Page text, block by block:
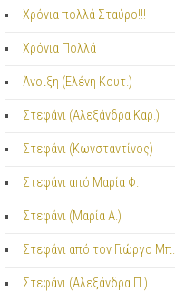
Χρόνια πολλά Σταύρο!!!
Χρόνια Πολλά
Άνοιξη (Ελένη Κουτ.)
Στεφάνι (Αλεξάνδρα Καρ.)
Στεφάνι (Κωνσταντίνος)
Στεφάνι από Μαρία Φ.
Στεφάνι (Μαρία Α.)
Στεφάνι από τον Γιώργο Μπ.
Στεφάνι (Αλεξάνδρα Π.)